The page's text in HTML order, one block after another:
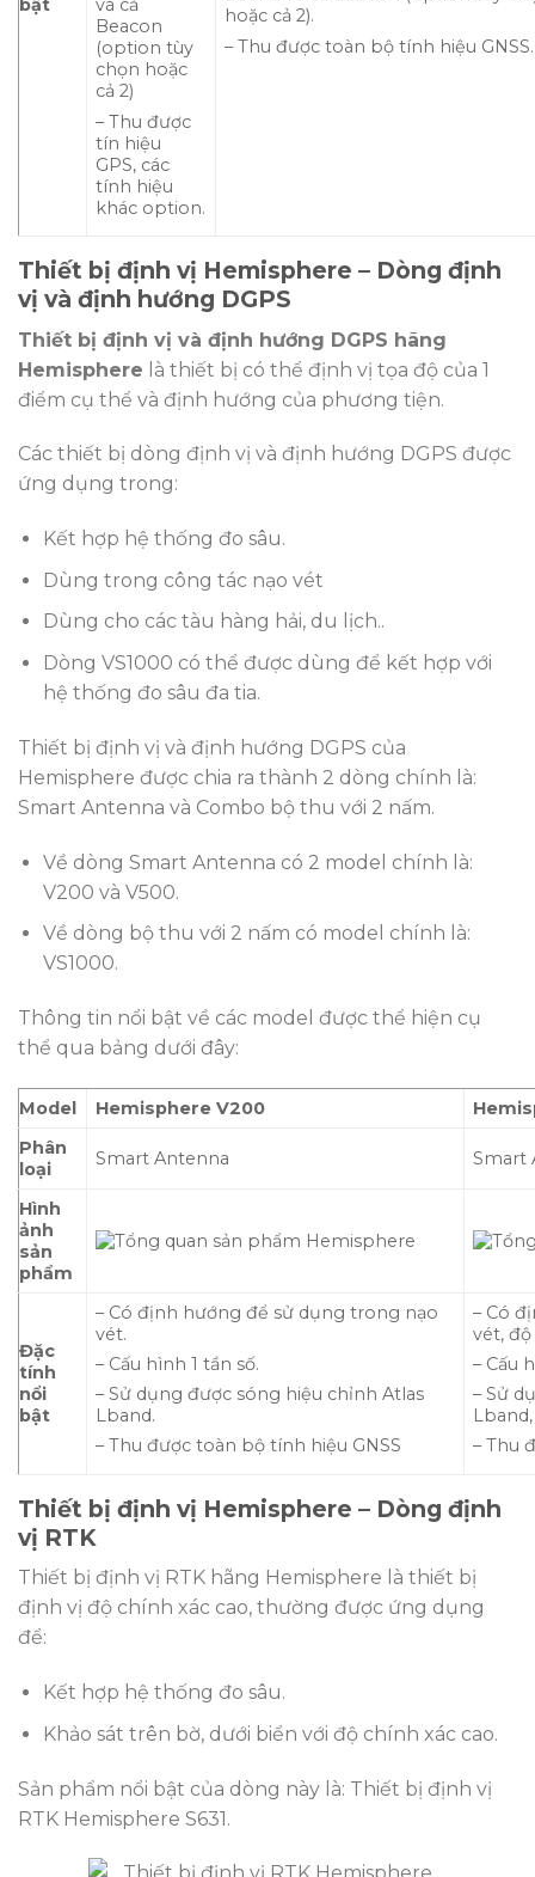
bật
và cả
Beacon
(option tùy
chọn hoặc
cả 2)
– Thu được
tín hiệu
GPS, các
tính hiệu
khác option.
hoặc cả 2).
– Thu được toàn bộ tính hiệu GNSS.
Thiết bị định vị Hemisphere – Dòng định
vị và định hướng DGPS
Thiết bị định vị và định hướng DGPS hãng
Hemisphere là thiết bị có thể định vị tọa độ của 1
điểm cụ thể và định hướng của phương tiện.
Các thiết bị dòng định vị và định hướng DGPS được
ứng dụng trong:
Kết hợp hệ thống đo sâu.
Dùng trong công tác nạo vét
Dùng cho các tàu hàng hải, du lịch..
Dòng VS1000 có thể được dùng để kết hợp với
hệ thống đo sâu đa tia.
Thiết bị định vị và định hướng DGPS của
Hemisphere được chia ra thành 2 dòng chính là:
Smart Antenna và Combo bộ thu với 2 nấm.
Về dòng Smart Antenna có 2 model chính là:
V200 và V500.
Về dòng bộ thu với 2 nấm có model chính là:
VS1000.
Thông tin nổi bật về các model được thể hiện cụ
thể qua bảng dưới đây:
Model Hemisphere V200
Phân
loại
Smart Antenna Smart
Hình
ảnh
sản
phẩm
Đặc
tính
nổi
bật
– Có định hướng để sử dụng trong nạo
vét.
– Cấu hình 1 tần số.
– Sử dụng được sóng hiệu chỉnh Atlas
Lband.
– Thu được toàn bộ tính hiệu GNSS
– Có
vét,
– Cấu
– Sử
– Thu
Thiết bị định vị Hemisphere – Dòng định
vị RTK
Thiết bị định vị RTK hãng Hemisphere là thiết bị
định vị độ chính xác cao, thường được ứng dụng
để:
Kết hợp hệ thống đo sâu.
Khảo sát trên bờ, dưới biển với độ chính xác cao.
Sản phẩm nổi bật của dòng này là: Thiết bị định vị
RTK Hemisphere S631.